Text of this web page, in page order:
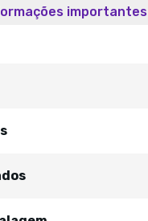
importantes